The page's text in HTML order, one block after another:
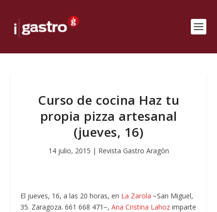
Curso de cocina Haz tu
propia pizza artesanal
(jueves, 16)
14 julio, 2015 | Revista Gastro Aragón
El jueves, 16, a las 20 horas, en La Zarola −San Miguel,
35. Zaragoza. 661 668 471−,Ana Cristina Lahozimparte